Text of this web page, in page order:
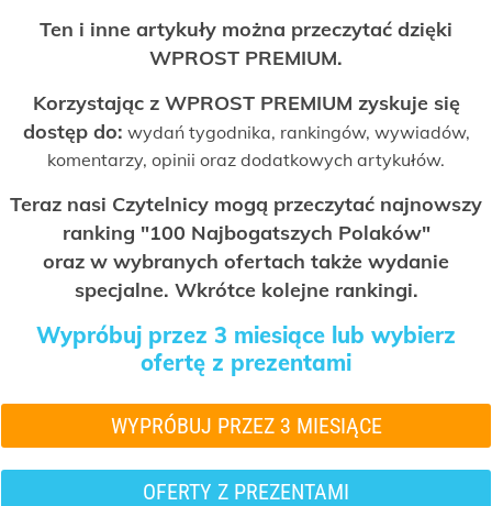
Ten i inne artykuły można przeczytać dzięki
WPROST PREMIUM.
Korzystając z WPROST PREMIUM zyskuje się
dostęp do: wydań tygodnika, rankingów, wywiadów,
komentarzy, opinii oraz dodatkowych artykułów.
Teraz nasi Czytelnicy mogą przeczytać najnowszy
ranking "100 Najbogatszych Polaków"
oraz w wybranych ofertach także wydanie
specjalne. Wkrótce kolejne rankingi.
Wypróbuj przez 3 miesiące lub wybierz
ofertę z prezentami
WYPRÓBUJ PRZEZ 3 MIESIĄCE
OFERTY Z PREZENTAMI